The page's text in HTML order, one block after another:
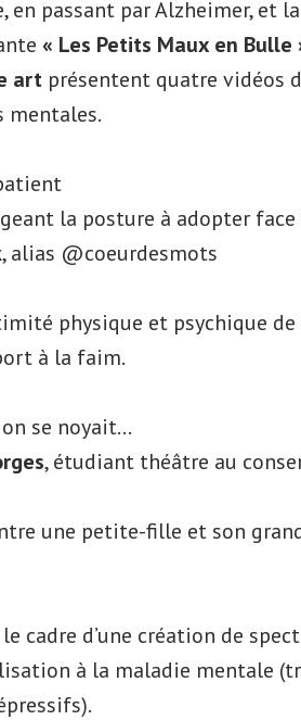
en passant par Alzheimer, et
« Les Petits Maux en Bulle
art présentent quatre vidéos
mentales.
la posture à adopter
, alias @coeurdesmots
physique et psychique de
à la faim.
se noyait…
, étudiant théâtre au
une petite-fille et son
cadre d’une création de
à la maladie mentale